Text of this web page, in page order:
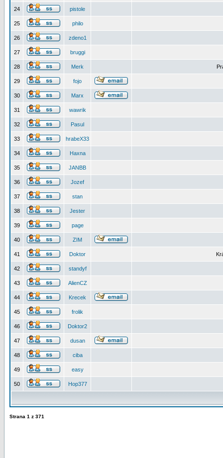
24 pistole
25 philo
26 zdeno1
27 bruggi
28 Merk
29 fojo
30 Marx
31 wawrik
32 Pasul
33 hrabeX33
34 Haxna
35 JANBB
36 Jozef
37 stan
38 Jester
39 page
40 ZIM
41 Doktor
42 standyf
43 AlienCZ
44 Krecek
45 frolik
46 Doktor2
47 dusan
48 ciba
49 easy
50 Hop377
Strana 1 z 371